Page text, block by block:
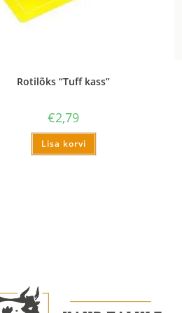
Rotilõks “Tuff kass”
€2,79
Lisa korvi